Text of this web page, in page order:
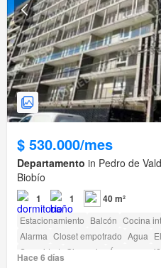
$ 530.000/mes
Departamento in Pedro de
Biobío
1 1 40 m²
Estacionamiento Balcón Cocina
Alarma Closet empotrado Agua
Seguridad
Gimnasio Área para
Hace 6 días